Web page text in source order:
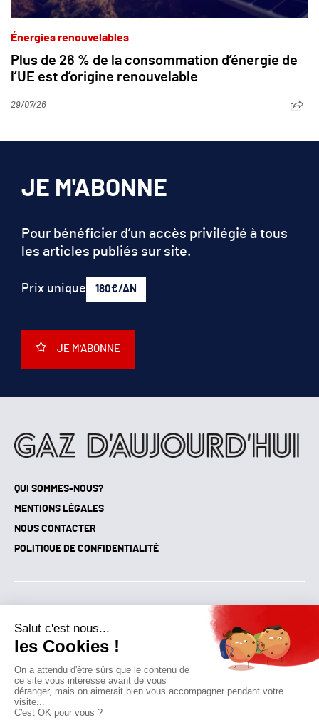
Énergies renouvelables
Plus de 26 % de la consommation d’énergie de
l’UE est d’origine renouvelable
29/07/26
QUI SOMMES-NOUS?
MENTIONS LÉGALES
NOUS CONTACTER
POLITIQUE DE CONFIDENTIALITÉ
JE M'ABONNE
Pour bénéficier d’un accès privilégié à tous
les articles publiés sur site.
Prix unique 180€/AN
JE M'ABONNE